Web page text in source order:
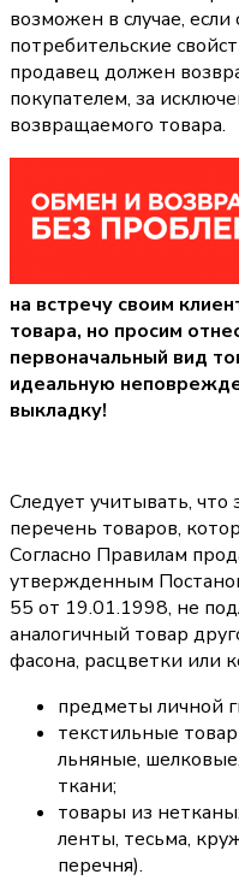
возможен в случае,
потребительские
продавец должен
покупателем, за
возвращаемого товара.
на встречу своим
товара, но просим
первоначальный вид
идеальную
выкладку!
Следует учитывать,
перечень товаров,
Согласно Правилам
утвержденным
55 от 19.01.1998, не
аналогичный товар
фасона, расцветки или
предметы личной
текстильные
льняные,
ткани;
товары из
ленты, тесьма,
перечня).